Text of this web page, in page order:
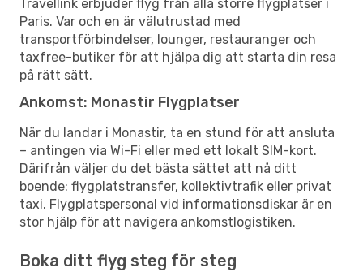
Travellink erbjuder flyg från alla större flygplatser i
Paris. Var och en är välutrustad med
transportförbindelser, lounger, restauranger och
taxfree-butiker för att hjälpa dig att starta din resa
på rätt sätt.
Ankomst: Monastir Flygplatser
När du landar i Monastir, ta en stund för att ansluta
– antingen via Wi-Fi eller med ett lokalt SIM-kort.
Därifrån väljer du det bästa sättet att nå ditt
boende: flygplatstransfer, kollektivtrafik eller privat
taxi. Flygplatspersonal vid informationsdiskar är en
stor hjälp för att navigera ankomstlogistiken.
Boka ditt flyg steg för steg